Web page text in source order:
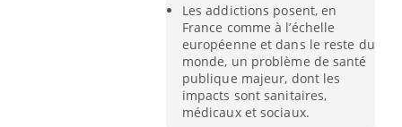
Les addictions posent, en
France comme à l’échelle
européenne et dans le reste du
monde, un problème de santé
publique majeur, dont les
impacts sont sanitaires,
médicaux et sociaux.